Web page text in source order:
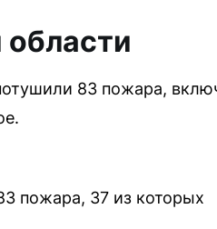
83 пожара,
пожара, 37 из которых